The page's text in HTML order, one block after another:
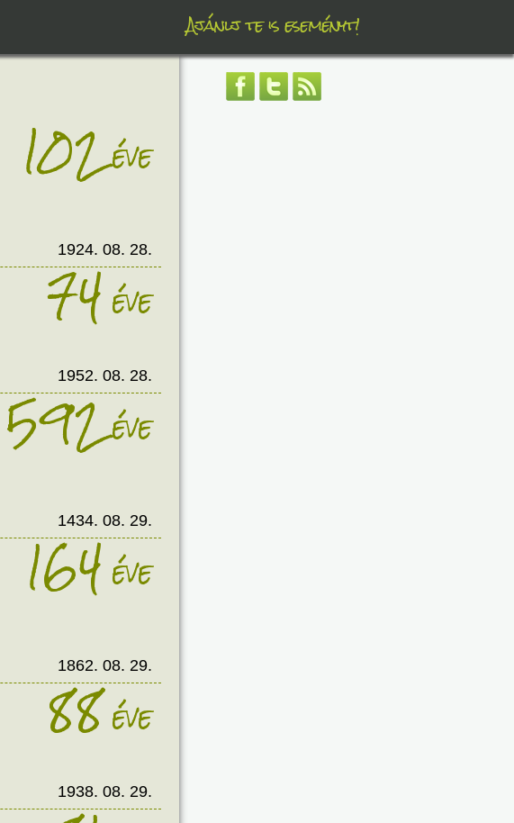
Ajánlj te is eseményt!
102éve
1924. 08. 28.
74éve
1952. 08. 28.
592éve
1434. 08. 29.
164éve
1862. 08. 29.
88éve
1938. 08. 29.